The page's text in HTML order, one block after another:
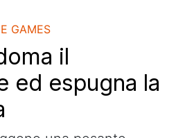
GAMES
il
ed espugna la